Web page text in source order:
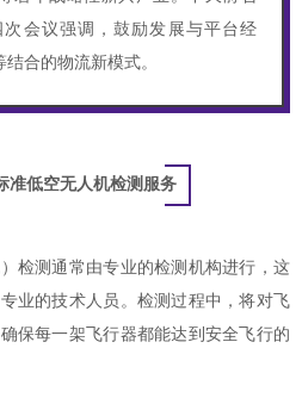
会议强调，鼓励发展与平台经
合的物流新模式。
准低空无人机检测服务
检测通常由专业的检测机构进行，这
业的技术人员。检测过程中，将对飞
保每一架飞行器都能达到安全飞行的